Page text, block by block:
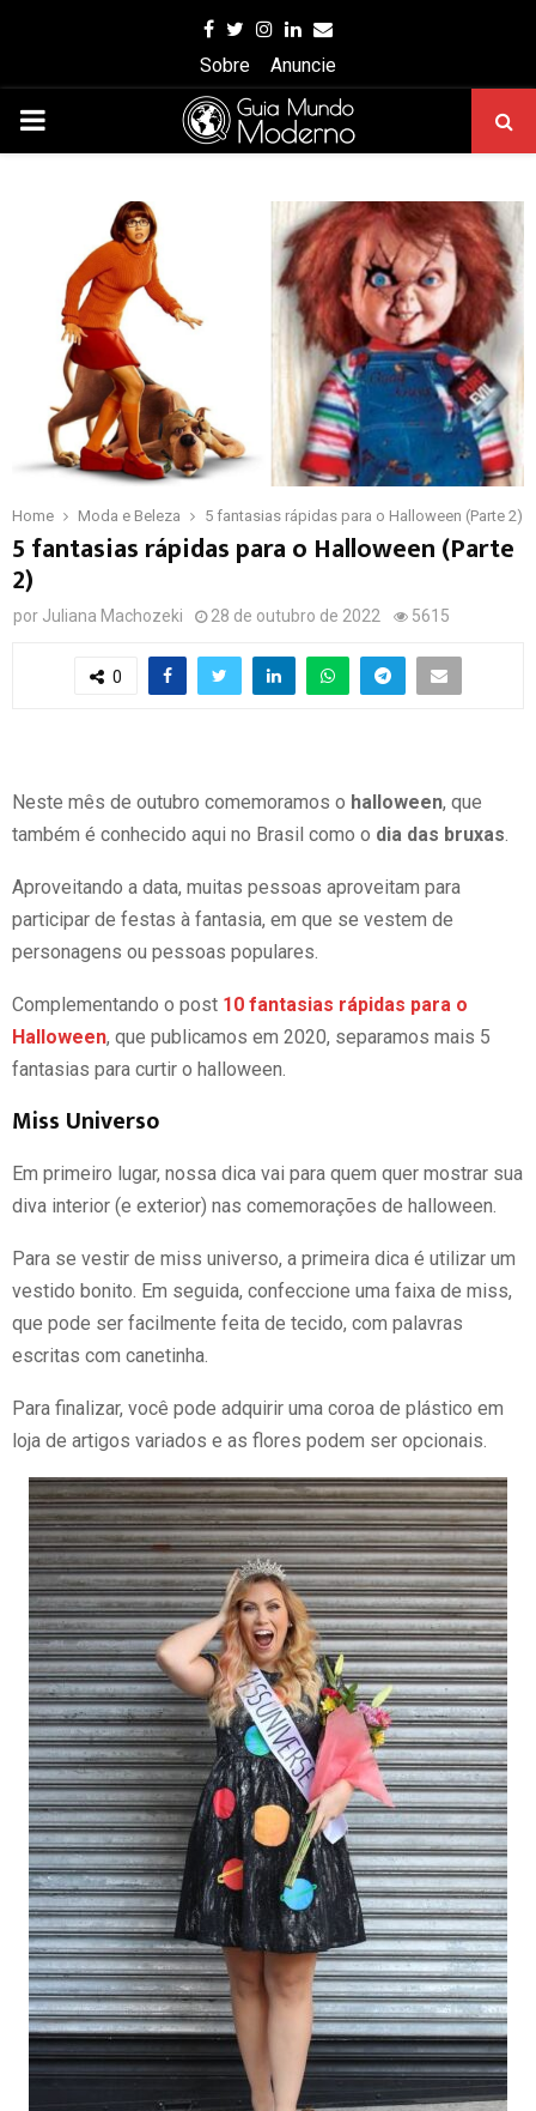
Facebook
Twitter
Instagram
Linkedin
Email
Sobre
Anuncie
PRIMARY
Home Moda e Beleza 5 fantasias rápidas para o Halloween (Parte 2)
5 fantasias rápidas para o Halloween (Parte
2)
por Juliana Machozeki 28 de outubro de 2022 5615
0
Neste mês de outubro comemoramos o halloween, que
também é conhecido aqui no Brasil como o dia das bruxas
Aproveitando a data, muitas pessoas aproveitam para
participar de festas à fantasia, em que se vestem de
personagens ou pessoas populares.
Complementando o post 10 fantasias rápidas para o
Halloween, que publicamos em 2020, separamos mais 5
fantasias para curtir o halloween.
Miss Universo
Em primeiro lugar, nossa dica vai para quem quer mostrar sua
diva interior (e exterior) nas comemorações de halloween.
Para se vestir de miss universo, a primeira dica é utilizar um
vestido bonito. Em seguida, confeccione uma faixa de miss,
que pode ser facilmente feita de tecido, com palavras
escritas com canetinha.
Para finalizar, você pode adquirir uma coroa de plástico em
loja de artigos variados e as flores podem ser opcionais.